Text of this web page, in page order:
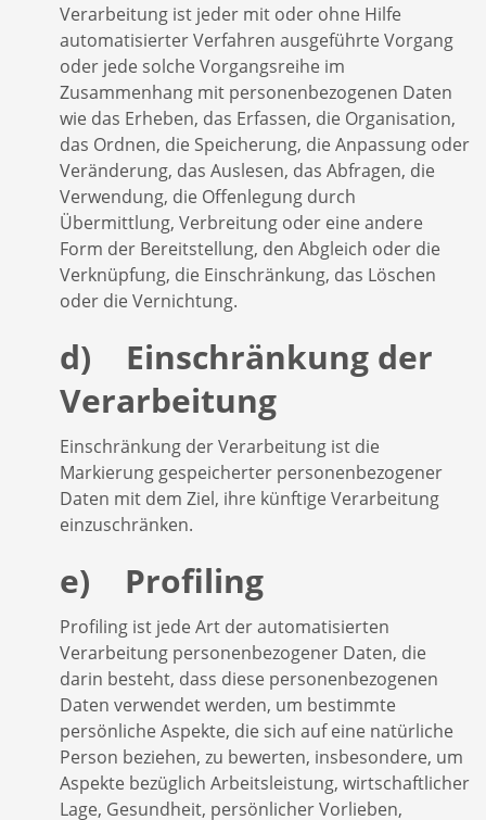
Verarbeitung ist jeder mit oder ohne Hilfe
automatisierter Verfahren ausgeführte Vorgang
oder jede solche Vorgangsreihe im
Zusammenhang mit personenbezogenen Daten
wie das Erheben, das Erfassen, die Organisation,
das Ordnen, die Speicherung, die Anpassung oder
Veränderung, das Auslesen, das Abfragen, die
Verwendung, die Offenlegung durch
Übermittlung, Verbreitung oder eine andere
Form der Bereitstellung, den Abgleich oder die
Verknüpfung, die Einschränkung, das Löschen
oder die Vernichtung.
d) Einschränkung der
Verarbeitung
Einschränkung der Verarbeitung ist die
Markierung gespeicherter personenbezogener
Daten mit dem Ziel, ihre künftige Verarbeitung
einzuschränken.
e) Profiling
Profiling ist jede Art der automatisierten
Verarbeitung personenbezogener Daten, die
darin besteht, dass diese personenbezogenen
Daten verwendet werden, um bestimmte
persönliche Aspekte, die sich auf eine natürliche
Person beziehen, zu bewerten, insbesondere, um
Aspekte bezüglich Arbeitsleistung, wirtschaftlicher
Lage, Gesundheit, persönlicher Vorlieben,